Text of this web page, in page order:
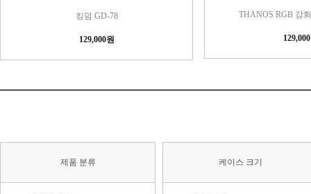
킹덤 GD-78
129,000원
THANOS RGB 강
제품 분류 케이스 크기